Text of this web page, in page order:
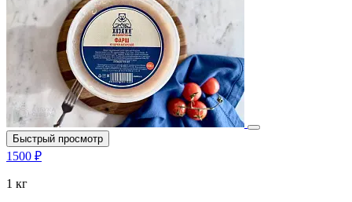
Быстрый просмотр
1500 ₽
1 кг